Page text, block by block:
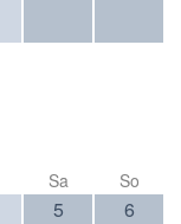
Sa So
5 6